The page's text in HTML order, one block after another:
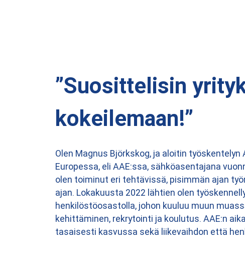
”Suosittelisin
kokeilemaan!”
Olen Magnus Björkskog, ja aloitin työskentelyn
Europessa, eli AAE:ssa, sähköasentajana
olen toiminut eri tehtävissä, pisimmän ajan
ajan. Lokakuusta 2022 lähtien olen
henkilöstöosastolla, johon kuuluu muun
kehittäminen, rekrytointi ja koulutus. AAE:n
tasaisesti kasvussa sekä liikevaihdon että